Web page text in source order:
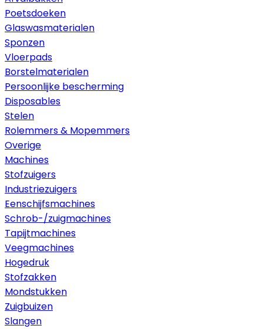
Poetsdoeken
Glaswasmaterialen
Sponzen
Vloerpads
Borstelmaterialen
Persoonlijke bescherming
Disposables
Stelen
Rolemmers & Mopemmers
Overige
Machines
Stofzuigers
Industriezuigers
Eenschijfsmachines
Schrob-/zuigmachines
Tapijtmachines
Veegmachines
Hogedruk
Stofzakken
Mondstukken
Zuigbuizen
Slangen